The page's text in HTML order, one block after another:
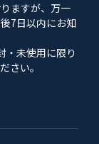
ますが、万一
7日以内にお知
・未使用に限り
さい。